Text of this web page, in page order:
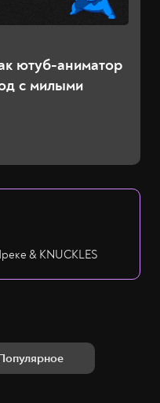
ютуб-аниматор
с милыми
& KNUCKLES